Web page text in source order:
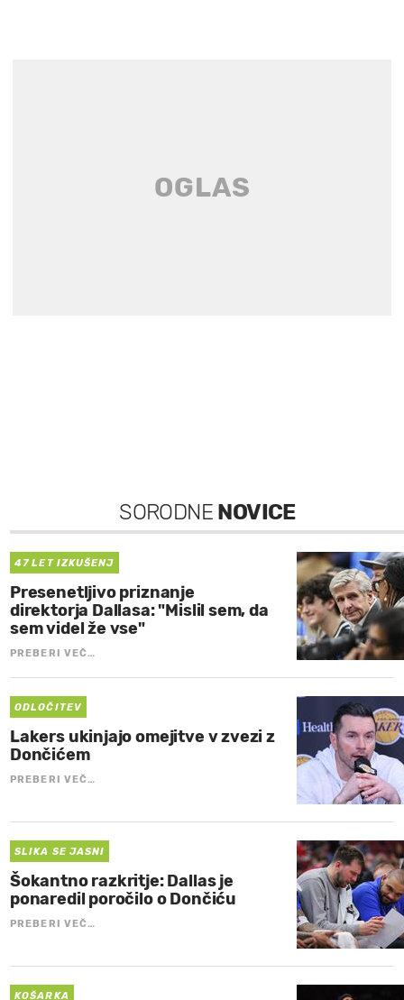
SORODNE NOVICE
47 LET IZKUŠENJ
Presenetljivo priznanje
direktorja Dallasa: "Mislil sem, da
sem videl že vse"
PREBERI VEČ…
ODLOČITEV
Lakers ukinjajo omejitve v zvezi z
Dončićem
PREBERI VEČ…
SLIKA SE JASNI
Šokantno razkritje: Dallas je
ponaredil poročilo o Dončiću
PREBERI VEČ…
KOŠARKA